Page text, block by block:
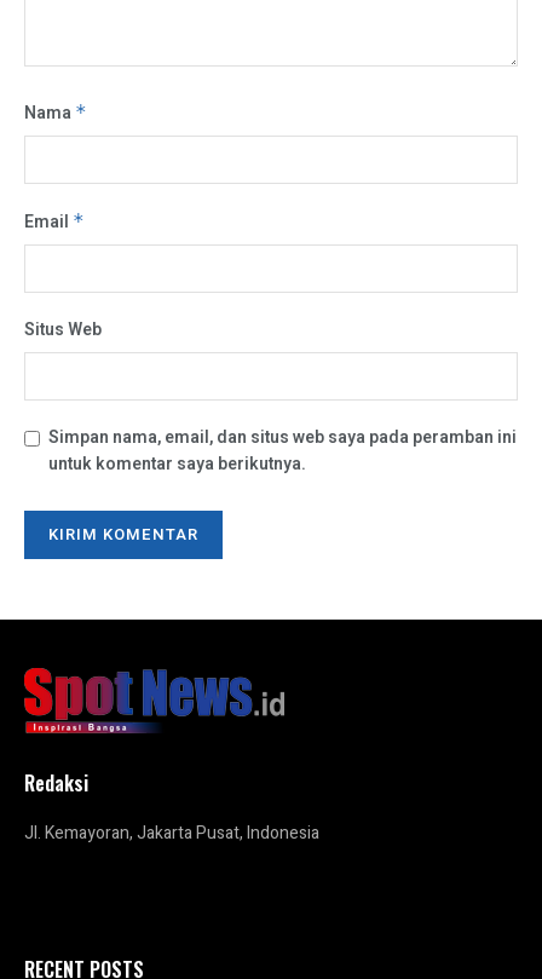
Nama *
Email *
Situs Web
Simpan nama, email, dan situs web saya pada peramban ini
untuk komentar saya berikutnya.
Redaksi
Jl. Kemayoran, Jakarta Pusat, Indonesia
RECENT POSTS